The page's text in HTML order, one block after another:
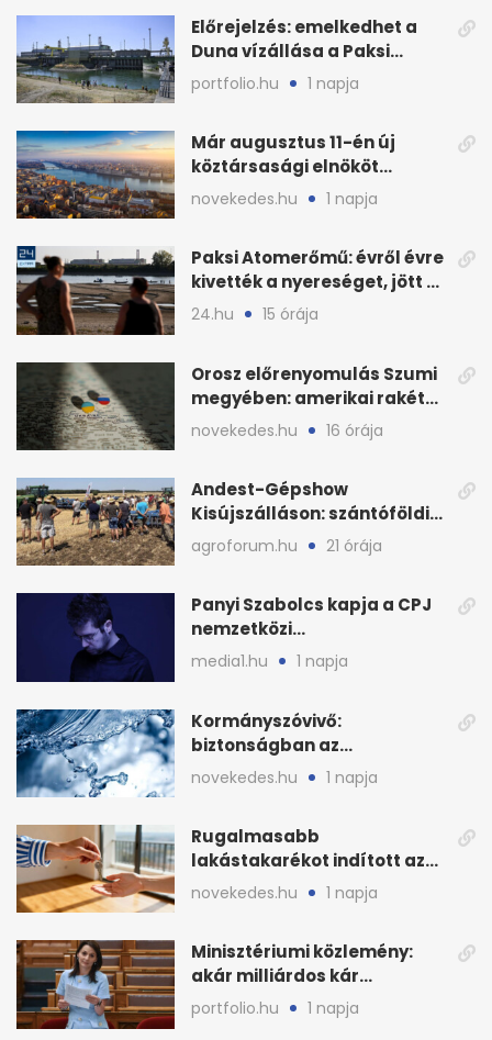
Előrejelzés: emelkedhet a
Duna vízállása a Paksi
Atomerőműnél
portfolio.hu 1 napja
Már augusztus 11-én új
köztársasági elnököt
választhat az Országgyűlés
novekedes.hu 1 napja
Paksi Atomerőmű: évről évre
kivették a nyereséget, jött a
baj
24.hu 15 órája
Orosz előrenyomulás Szumi
megyében: amerikai rakéták
is zsákmányként
novekedes.hu 16 órája
Andest-Gépshow
Kisújszálláson: szántóföldi
bemutató 2026. augusztus
12-én
agroforum.hu 21 órája
Panyi Szabolcs kapja a CPJ
nemzetközi
sajtószabadság-díját
media1.hu 1 napja
Kormányszóvivő:
biztonságban az
ivóvízkészlet, nincs
stratégiai vízhiány
novekedes.hu 1 napja
Rugalmasabb
lakástakarékot indított az
OTP: két köztes kilépéssel
novekedes.hu 1 napja
Minisztériumi közlemény:
akár milliárdos kár
fenyegette Budapest fáit
portfolio.hu 1 napja